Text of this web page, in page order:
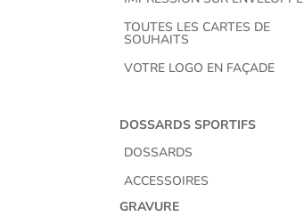
TOUTES LES CARTES DE
SOUHAITS
VOTRE LOGO EN FAÇADE
DOSSARDS SPORTIFS
DOSSARDS
ACCESSOIRES
GRAVURE